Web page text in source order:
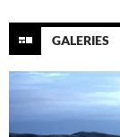
GALERIES